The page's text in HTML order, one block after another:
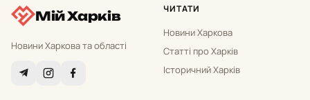
Мій Харків
Новини Харкова та області
ЧИТАТИ
Новини Харкова
Статті про Харків
Історичний Харків